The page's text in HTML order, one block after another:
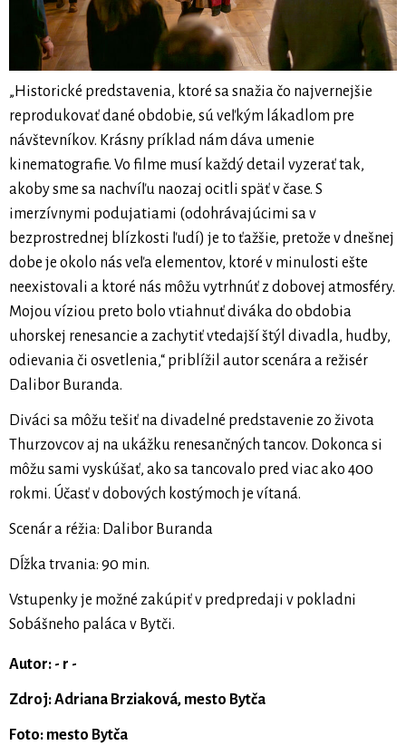
„Historické predstavenia, ktoré sa snažia čo najvernejšie
reprodukovať dané obdobie, sú veľkým lákadlom pre
návštevníkov. Krásny príklad nám dáva umenie
kinematografie. Vo filme musí každý detail vyzerať tak,
akoby sme sa nachvíľu naozaj ocitli späť v čase. S
imerzívnymi podujatiami (odohrávajúcimi sa v
bezprostrednej blízkosti ľudí) je to ťažšie, pretože v dnešnej
dobe je okolo nás veľa elementov, ktoré v minulosti ešte
neexistovali a ktoré nás môžu vytrhnúť z dobovej atmosféry.
Mojou víziou preto bolo vtiahnuť diváka do obdobia
uhorskej renesancie a zachytiť vtedajší štýl divadla, hudby,
odievania či osvetlenia,“ priblížil autor scenára a režisér
Dalibor Buranda.
Diváci sa môžu tešiť na divadelné predstavenie zo života
Thurzovcov aj na ukážku renesančných tancov. Dokonca si
môžu sami vyskúšať, ako sa tancovalo pred viac ako 400
rokmi. Účasť v dobových kostýmoch je vítaná.
Scenár a réžia: Dalibor Buranda
Dĺžka trvania: 90 min.
Vstupenky je možné zakúpiť v predpredaji v pokladni
Sobášneho paláca v Bytči.
Autor: - r -
Zdroj: Adriana Brziaková, mesto Bytča
Foto: mesto Bytča